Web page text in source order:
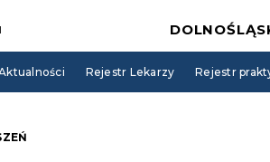
Rejestr Lekarzy Rejestr